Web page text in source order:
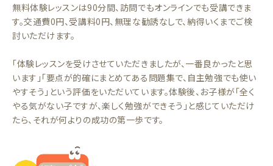
無料体験レッスンは90分間、訪問でもオンラインでも受講できま
す。交通費0円、受講料0円、無理な勧誘なしで、納得いくまでご検
討いただけます。
「体験レッスンを受けさせていただきましたが、一番良かったと思
います」「要点が的確にまとめてある問題集で、自主勉強でも使い
やすそう」という評価をいただいています。体験後、お子様が「全く
やる気がない子ですが、楽しく勉強ができそう」と感じていただけ
たら、それが何よりの成功の第一歩です。